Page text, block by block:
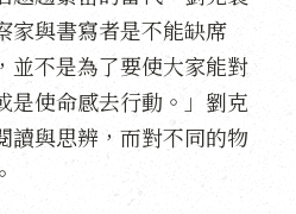
家與書寫者是不能缺席
並不是為了要使大家能對
是使命感去行動。」劉克
讀與思辨，而對不同的物